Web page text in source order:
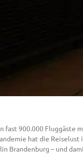
900.000 Fluggäste
hat die
Brandenburg – und